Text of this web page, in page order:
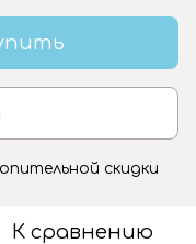
скидки
К сравнению